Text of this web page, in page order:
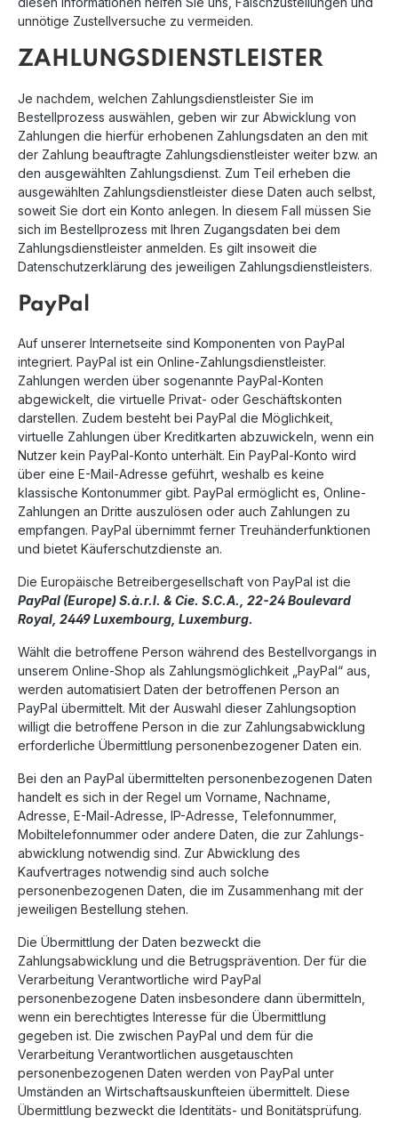
unnötige Zustellversuche zu vermeiden.
ZAHLUNGSDIENSTLEISTER
Je nachdem, welchen Zahlungsdienstleister Sie im
Bestellprozess auswählen, geben wir zur Abwicklung von
Zahlungen die hierfür erhobenen Zahlungsdaten an den mit
der Zahlung beauftragte Zahlungsdienstleister weiter bzw. an
den ausgewählten Zahlungsdienst. Zum Teil erheben die
ausgewählten Zahlungsdienstleister diese Daten auch selbst,
soweit Sie dort ein Konto anlegen. In diesem Fall müssen Sie
sich im Bestellprozess mit Ihren Zugangsdaten bei dem
Zahlungsdienstleister anmelden. Es gilt insoweit die
Datenschutzerklärung des jeweiligen Zahlungsdienstleisters.
PayPal
Auf unserer Internetseite sind Komponenten von PayPal
integriert. PayPal ist ein Online-Zahlungsdienstleister.
Zahlungen werden über sogenannte PayPal-Konten
abgewickelt, die virtuelle Privat- oder Geschäftskonten
darstellen. Zudem besteht bei PayPal die Möglichkeit,
virtuelle Zahlungen über Kreditkarten abzuwickeln, wenn ein
Nutzer kein PayPal-Konto unterhält. Ein PayPal-Konto wird
über eine E-Mail-Adresse geführt, weshalb es keine
klassische Kontonummer gibt. PayPal ermöglicht es, Online-
Zahlungen an Dritte auszulösen oder auch Zahlungen zu
empfangen. PayPal übernimmt ferner Treuhänderfunktionen
und bietet Käuferschutzdienste an.
Die Europäische Betreibergesellschaft von PayPal ist die
PayPal (Europe) S.à.r.l. & Cie. S.C.A., 22-24 Boulevard
Royal, 2449 Luxembourg, Luxemburg.
Wählt die betroffene Person während des Bestellvorgangs in
unserem Online-Shop als Zahlungsmöglichkeit „PayPal“ aus,
werden automatisiert Daten der betroffenen Person an
PayPal übermittelt. Mit der Auswahl dieser Zahlungsoption
willigt die betroffene Person in die zur Zahlungsabwicklung
erforderliche Übermittlung personenbezogener Daten ein.
Bei den an PayPal übermittelten personenbezogenen Daten
handelt es sich in der Regel um Vorname, Nachname,
Adresse, E-Mail-Adresse, IP-Adresse, Telefonnummer,
Mobiltelefonnummer oder andere Daten, die zur Zahlungs-
abwicklung notwendig sind. Zur Abwicklung des
Kaufvertrages notwendig sind auch solche
personenbezogenen Daten, die im Zusammenhang mit der
jeweiligen Bestellung stehen.
Die Übermittlung der Daten bezweckt die
Zahlungsabwicklung und die Betrugsprävention. Der für die
Verarbeitung Verantwortliche wird PayPal
personenbezogene Daten insbesondere dann übermitteln,
wenn ein berechtigtes Interesse für die Übermittlung
gegeben ist. Die zwischen PayPal und dem für die
Verarbeitung Verantwortlichen ausgetauschten
personenbezogenen Daten werden von PayPal unter
Umständen an Wirtschaftsauskunfteien übermittelt. Diese
Übermittlung bezweckt die Identitäts- und Bonitätsprüfung.